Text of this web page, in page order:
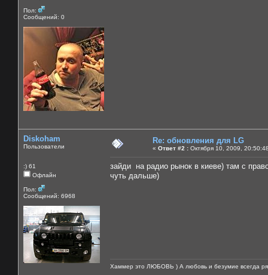
Пол:
Сообщений: 0
Diskoham
Пользователи
:) 61
Офлайн
Пол:
Сообщений: 6968
Re: обновления для LG
« Ответ #2 : Октября 10, 2009,
зайди на радио рынок в киеве) там с
чуть дальше)
Хаммер это ЛЮБОВЬ ) А любовь и безумие всегда